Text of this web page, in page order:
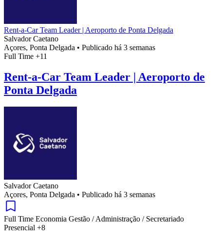
Rent-a-Car Team Leader | Aeroporto de Ponta Delgada
Salvador Caetano
Açores, Ponta Delgada • Publicado há 3 semanas
Full Time +11
Rent-a-Car Team Leader | Aeroporto de
Ponta Delgada
Salvador Caetano
Açores, Ponta Delgada • Publicado há 3 semanas
Full Time Economia Gestão / Administração / Secretariado
Presencial +8